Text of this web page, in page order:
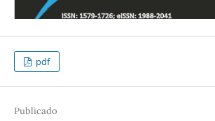
pdf
Publicado